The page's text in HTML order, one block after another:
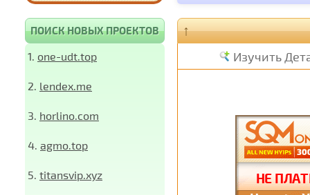
ПОИСК НОВЫХ ПРОЕКТОВ
1. one-udt.top
2. lendex.me
3. horlino.com
4. agmo.top
5. titansvip.xyz
↑
Изучить